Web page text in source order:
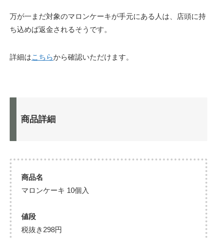
万が一まだ対象のマロンケーキが手元にある人は、店頭に持
ち込めば返金されるそうです。
詳細はこちらから確認いただけます。
商品詳細
商品名
マロンケーキ 10個入
値段
税抜き298円